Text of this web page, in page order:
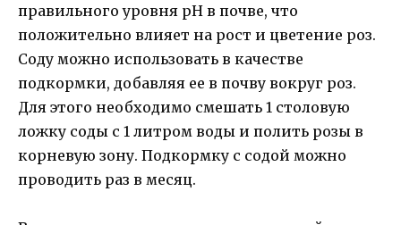
правильного уровня pH в почве, что
положительно влияет на рост и цветение роз.
Соду можно использовать в качестве
подкормки, добавляя ее в почву вокруг роз.
Для этого необходимо смешать 1 столовую
ложку соды с 1 литром воды и полить розы в
корневую зону. Подкормку с содой можно
проводить раз в месяц.